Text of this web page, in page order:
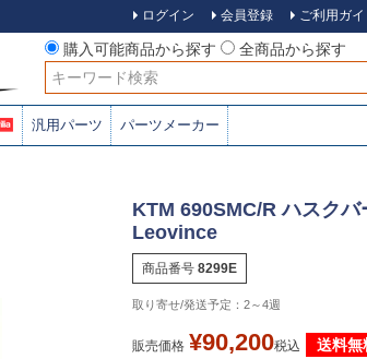
ログイン 会員登録 ご利用ガイ
購入可能商品から探す
全商品から探す
汎用パーツ パーツメーカー
KTM 690SMC/R ハスク
Leovince
商品番号 8299E
2～4週
販売価格 ¥90,200税込
送料無